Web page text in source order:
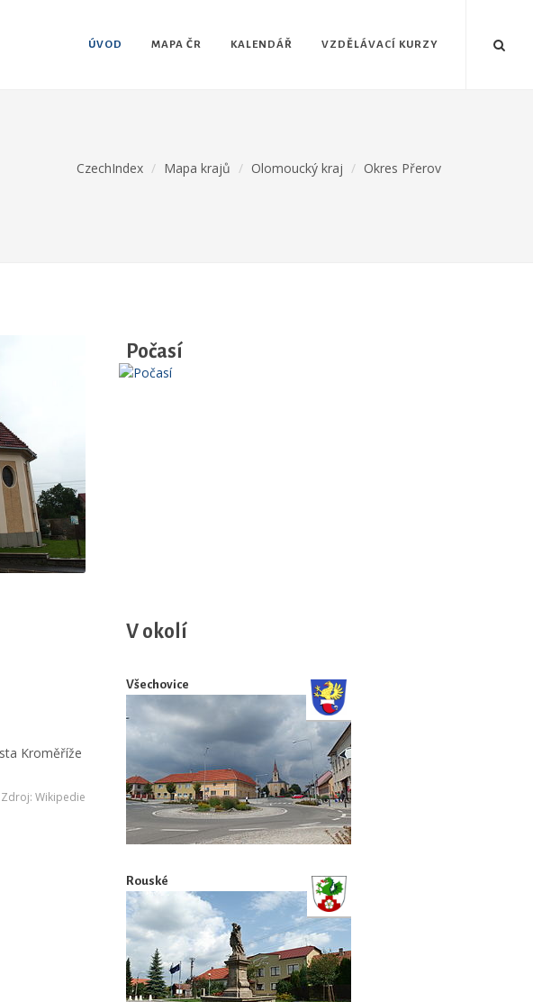
ÚVOD MAPA ČR KALENDÁŘ VZDĚLÁVACÍ KURZY
CzechIndex Mapa krajů Olomoucký kraj Okres Přerov
Kroměříže
Zdroj: Wikipedie
Počasí
V okolí
Všechovice
Rouské